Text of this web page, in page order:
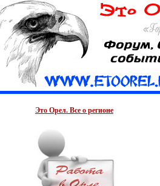
Это Орел. Все о регионе